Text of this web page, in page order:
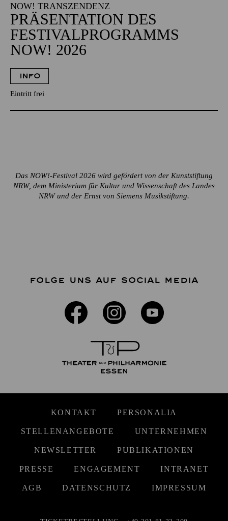
NOW! TRANSZENDENZ
PRÄSENTATION DES
FESTIVALPROGRAMMS
NOW! 2026
INFO
Eintritt frei
Das NOW!-Festival 2026 wird gefördert von der Kunststiftung
NRW, dem Ministerium für Kultur und Wissenschaft des Landes
NRW und der Ernst von Siemens Musikstiftung.
FOLGE UNS AUF SOCIAL MEDIA
KONTAKT PERSONALIA
STELLENANGEBOTE UNTERNEHMEN
NEWSLETTER PUBLIKATIONEN
PRESSE ENGAGEMENT INTRANET
AGB DATENSCHUTZ IMPRESSUM